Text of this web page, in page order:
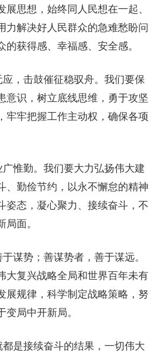
思想，始终同人民想在一起、
力解决好人民群众的急难愁盼问
获得感、幸福感、安全感。
，击鼓催征稳驭舟。我们要保
意识，树立底线思维，勇于攻坚
牢牢把握工作主动权，确保各项
惟勤。我们要大力弘扬伟大建
、勤俭节约，以永不懈怠的精神
姿态，凝心聚力、接续奋斗，不
面。
谋势；善谋势者，善于谋远。
大复兴战略全局和世界百年未有
展规律，科学制定战略策略，努
局中开新局。
是接续奋斗的结果，一切伟大